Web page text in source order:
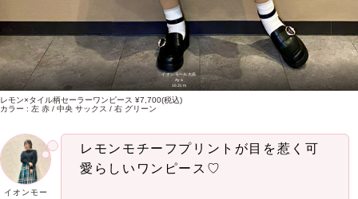
イオンモール大高
Aya
162cm
レモン×タイル柄セーラーワンピース ¥7,700(税込)
カラー : 左 赤 / 中央 サックス / 右 グリーン
イオンモー
レモンモチーフプリントが目を惹く可
愛らしいワンピース♡